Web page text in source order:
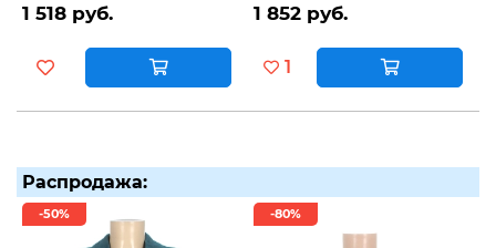
1 518 руб. 1 852 руб.
1
Распродажа:
-50% -80%